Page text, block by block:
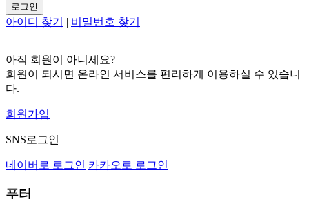
로그인
아이디 찾기 | 비밀번호 찾기
아직 회원이 아니세요?
회원이 되시면 온라인 서비스를 편리하게 이용하실 수 있습니
다.
회원가입
SNS로그인
네이버로 로그인 카카오로 로그인
푸터